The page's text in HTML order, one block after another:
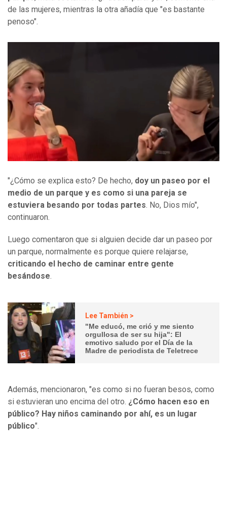
de las mujeres, mientras la otra añadía que "es bastante
penoso".
"¿Cómo se explica esto? De hecho, doy un paseo por el
medio de un parque y es como si una pareja se
estuviera besando por todas partes. No, Dios mío",
continuaron.
Luego comentaron que si alguien decide dar un paseo por
un parque, normalmente es porque quiere relajarse,
criticando el hecho de caminar entre gente
besándose.
Lee También >
"Me educó, me crió y me siento
orgullosa de ser su hija": El
emotivo saludo por el Día de la
Madre de periodista de Teletrece
Además, mencionaron, "es como si no fueran besos, como
si estuvieran uno encima del otro. ¿Cómo hacen eso en
público? Hay niños caminando por ahí, es un lugar
público".